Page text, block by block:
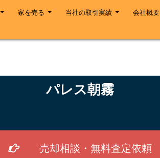
家を売る 当社の取引実績 会社概要
パレス朝霧
売却相談・無料査定依頼